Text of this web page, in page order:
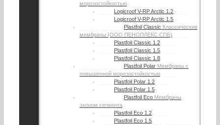
морозостойкостью
Logicroof V-RP Arctic 1.2
Logicroof V-RP Arctic 1.5
Plastfoil Classic Классические
мембраны (ООО ПЕНОПЛЕКС СПБ)
Plastfoil Classic 1.2
Plastfoil Classic 1.5
Plastfoil Classic 1.8
Plastfoil Polar Мембраны с
повышенной морозостойкостью
Plastfoil Polar 1.2
Plastfoil Polar 1.5
Plastfoil Eco Мембраны
эконом сегмента
Plastfoil Eco 1.2
Plastfoil Eco 1.5